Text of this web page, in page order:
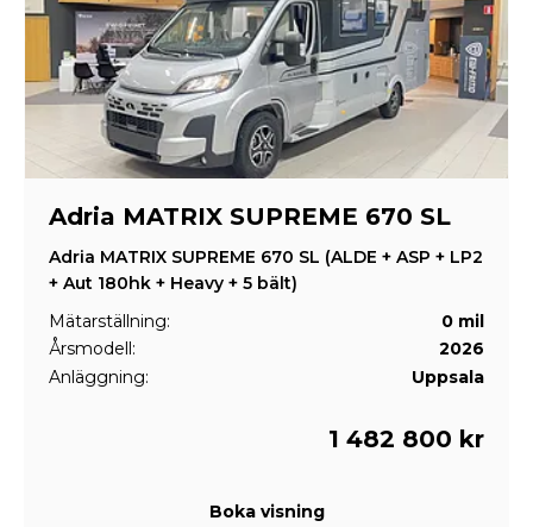
Adria MATRIX SUPREME 670 SL
Adria MATRIX SUPREME 670 SL (ALDE + ASP + LP2
+ Aut 180hk + Heavy + 5 bält)
Mätarställning:
0 mil
Årsmodell:
2026
Anläggning:
Uppsala
1 482 800 kr
Boka visning